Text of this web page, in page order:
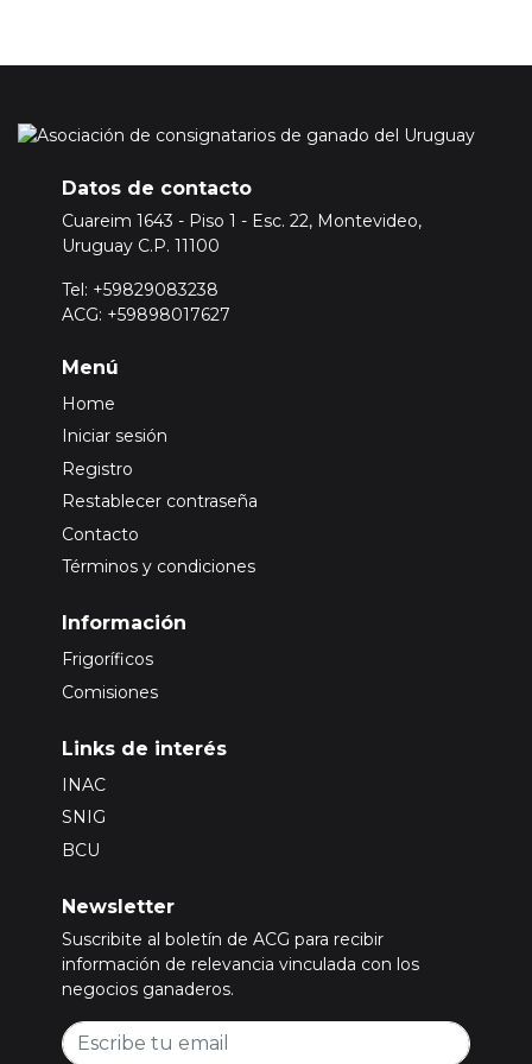
Datos de contacto
Cuareim 1643 - Piso 1 - Esc. 22, Montevideo,
Uruguay C.P. 11100
Tel: +59829083238
ACG: +59898017627
Menú
Home
Iniciar sesión
Registro
Restablecer contraseña
Contacto
Términos y condiciones
Información
Frigoríficos
Comisiones
Links de interés
INAC
SNIG
BCU
Newsletter
Suscribite al boletín de ACG para recibir
información de relevancia vinculada con los
negocios ganaderos.